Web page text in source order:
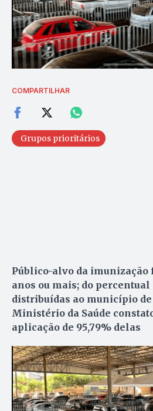
COMPARTILHAR
Grupos prioritários
Público-alvo da imunização
anos ou mais; do percentual
distribuídas ao município
Ministério da Saúde
aplicação de 95,79% delas